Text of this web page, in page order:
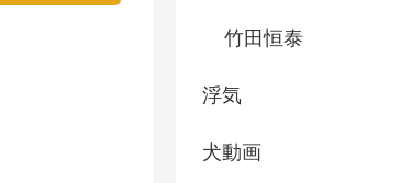
竹田恒泰
浮気
犬動画